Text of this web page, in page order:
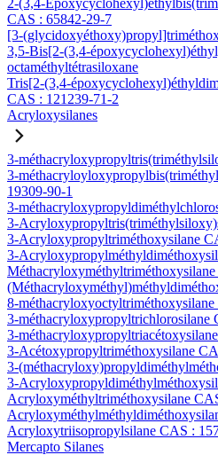
2-(3,4-
CAS : 65842-29-7
[3-
3,5-Bis[2-(3,4-
octaméthyltétrasiloxane
Tris[2-(3,4-
CAS : 121239-71-2
Acryloxysilanes
3-
3-
19309-90-1
3-
3-
3-Acryloxypropyltriméthoxysilane
3-
8-
3-méthacryloxypropyltrichlorosilane
3-
3-Acétoxypropyltriméthoxysilane
3-
3-
Acryloxyméthyltriméthoxysilane
Acryloxytriisopropylsilane CAS :
Mercapto Silanes